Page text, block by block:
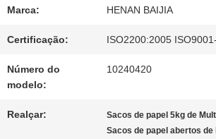
DA
FÁBRICA
Marca: HENAN BAIJIA
Certificação: ISO2200:2005
Número do
modelo:
10240420
Realçar: Sacos de papel 5kg de
Sacos de papel abertos